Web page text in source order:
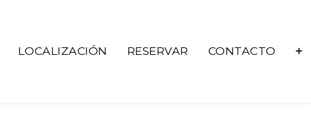
LOCALIZACIÓN RESERVAR CONTACTO